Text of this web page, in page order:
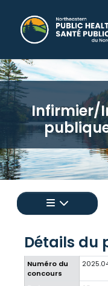
Infirmier/
Appuyez
Détails du
Numéro du
concours